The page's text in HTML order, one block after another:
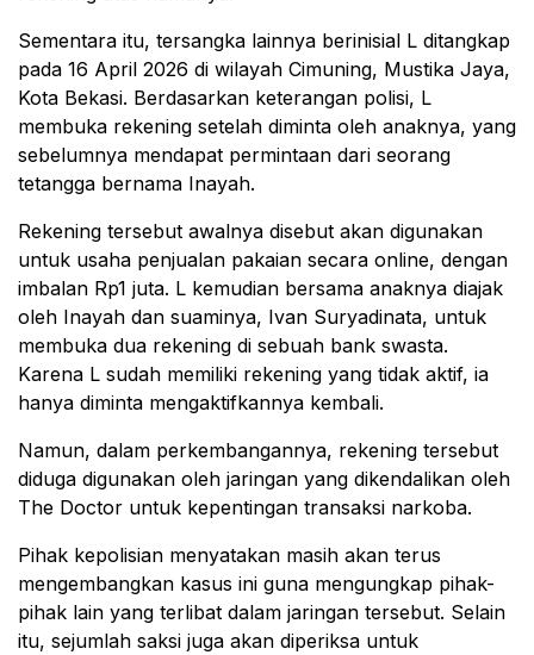
Sementara itu, tersangka lainnya berinisial L ditangkap
pada 16 April 2026 di wilayah Cimuning, Mustika Jaya,
Kota Bekasi. Berdasarkan keterangan polisi, L
membuka rekening setelah diminta oleh anaknya, yang
sebelumnya mendapat permintaan dari seorang
tetangga bernama Inayah.
Rekening tersebut awalnya disebut akan digunakan
untuk usaha penjualan pakaian secara online, dengan
imbalan Rp1 juta. L kemudian bersama anaknya diajak
oleh Inayah dan suaminya, Ivan Suryadinata, untuk
membuka dua rekening di sebuah bank swasta.
Karena L sudah memiliki rekening yang tidak aktif, ia
hanya diminta mengaktifkannya kembali.
Namun, dalam perkembangannya, rekening tersebut
diduga digunakan oleh jaringan yang dikendalikan oleh
The Doctor untuk kepentingan transaksi narkoba.
Pihak kepolisian menyatakan masih akan terus
mengembangkan kasus ini guna mengungkap pihak-
pihak lain yang terlibat dalam jaringan tersebut. Selain
itu, sejumlah saksi juga akan diperiksa untuk